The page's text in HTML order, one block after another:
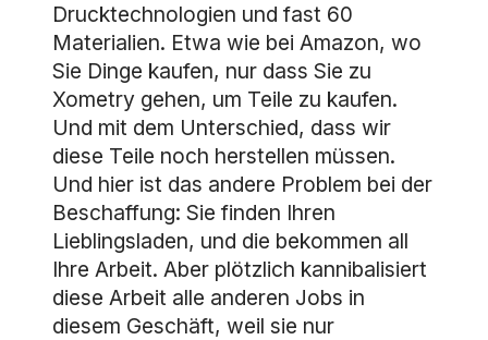
Drucktechnologien und fast 60
Materialien. Etwa wie bei Amazon, wo
Sie Dinge kaufen, nur dass Sie zu
Xometry gehen, um Teile zu kaufen.
Und mit dem Unterschied, dass wir
diese Teile noch herstellen müssen.
Und hier ist das andere Problem bei der
Beschaffung: Sie finden Ihren
Lieblingsladen, und die bekommen all
Ihre Arbeit. Aber plötzlich kannibalisiert
diese Arbeit alle anderen Jobs in
diesem Geschäft, weil sie nur